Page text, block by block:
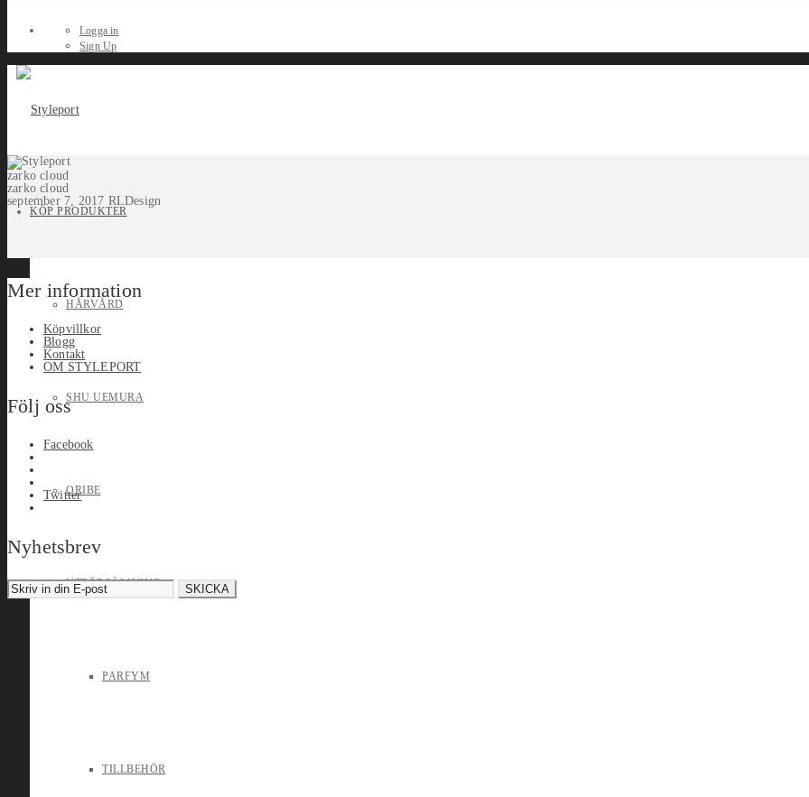
Logga in
Sign Up
KÖP PRODUKTER
HÅRVÅRD
SHU UEMURA
ORIBE
UTFÖRSÄLJNING
PARFYM
TILLBEHÖR
zarko cloud
zarko cloud
september 7, 2017 RLDesign
Mer information
Köpvillkor
Blogg
Kontakt
OM STYLEPORT
Följ oss
Facebook
Twitter
Nyhetsbrev